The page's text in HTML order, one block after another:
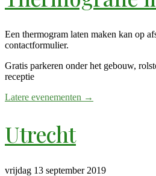
Een thermogram laten maken kan op
contactformulier.
Gratis parkeren onder het gebouw,
receptie
Latere evenementen →
Utrecht
vrijdag 13 september 2019